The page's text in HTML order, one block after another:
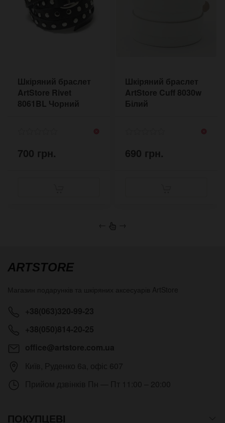
Шкіряний браслет
ArtStore Rivet
8061BL Чорний
700 грн.
Шкіряний браслет
ArtStore Cuff 8030w
Білий
690 грн.
← →
ARTSTORE
ПОКУПЦЕВІ